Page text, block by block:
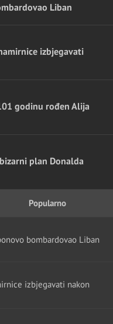
Liban
izbjegavati
godinu rođen Alija
plan Donalda
Popularno
bombardovao Liban
izbjegavati nakon